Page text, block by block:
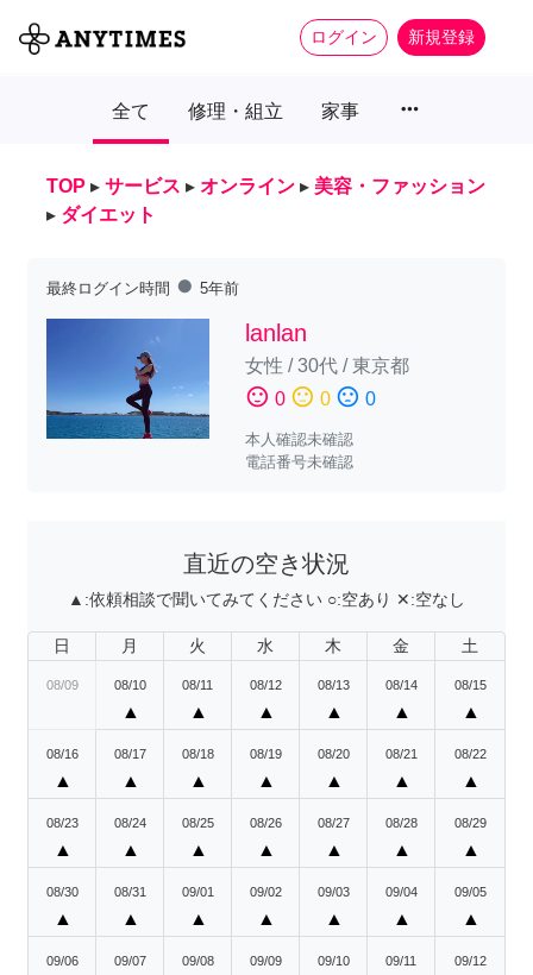
ログイン 新規登録
全て 修理・組立 家事 more_horiz
TOP ▸ サービス ▸ オンライン ▸ 美容・ファッション
▸ ダイエット
最終ログイン時間 fiber_manual_record 5年前
lanlan
女性 /30代/東京都
sentiment_satisfied 0 sentiment_neutral 0 sentiment_dissatisfied 0
本人確認未確認
電話番号未確認
直近の空き状況
▲:依頼相談で聞いてみてください ○:空あり ✕:空なし
日 月 火 水 木 金 土
08/09 08/10
▲
08/11
▲
08/12
▲
08/13
▲
08/14
▲
08/15
▲
08/16
▲
08/17
▲
08/18
▲
08/19
▲
08/20
▲
08/21
▲
08/22
▲
08/23
▲
08/24
▲
08/25
▲
08/26
▲
08/27
▲
08/28
▲
08/29
▲
08/30
▲
08/31
▲
09/01
▲
09/02
▲
09/03
▲
09/04
▲
09/05
▲
09/06 09/07 09/08 09/09 09/10 09/11 09/12